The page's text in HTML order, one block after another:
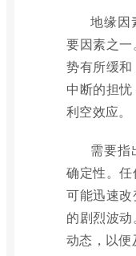
地缘因
要因素之
势有所缓
中断的担
利空效应。
需要指
确定性。
可能迅速
的剧烈波
动态，以便